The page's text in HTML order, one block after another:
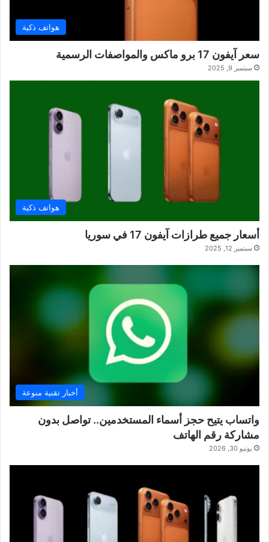
هواتف ذكية
سعر آيفون 17 برو ماكس والمواصفات الرسمية
سبتمبر 9, 2025
هواتف ذكية
أسعار جميع طرازات آيفون 17 في سوريا
سبتمبر 12, 2025
أخبار تقنية منوعة
واتساب يتيح حجز أسماء المستخدمين.. تواصل بدون
مشاركة رقم الهاتف
يونيو 30, 2026